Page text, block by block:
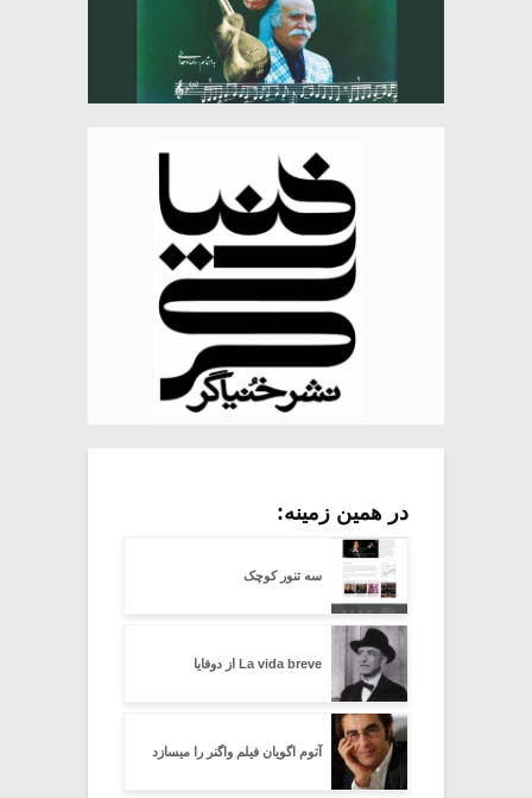
در همین زمینه:
سه تنور کوچک
La vida breve از دوفایا
آتوم اگویان فیلم واگنر را میسازد